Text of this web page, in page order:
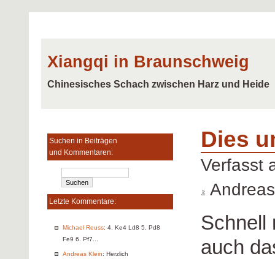
Xiangqi in Braunschweig
Chinesisches Schach zwischen Harz und Heide
Suchen in Beiträgen
und Kommentaren:
Letzte Kommentare:
Michael Reuss: 4. Ke4 Ld8 5. Pd8
Fe9 6. Pf7...
Andreas Klein: Herzlich
Dies
Verfasst
Schnell
auch